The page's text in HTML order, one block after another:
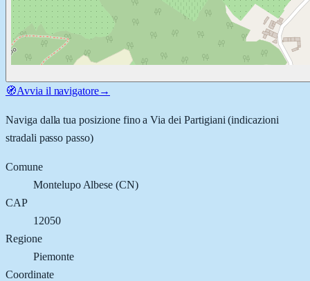
🧭Avvia il navigatore→
Naviga dalla tua posizione fino aVia dei Partigiani (indicazioni
stradali passo passo)
Comune
Montelupo Albese (CN)
CAP
12050
Regione
Piemonte
Coordinate